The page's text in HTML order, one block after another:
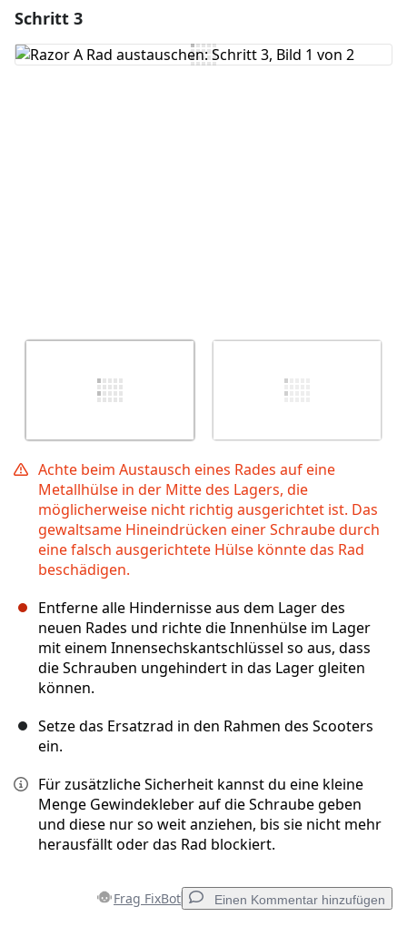
Kommentar hinzufügen
Schritt 3
Achte beim Austausch eines Rades auf eine
Metallhülse in der Mitte des Lagers, die
möglicherweise nicht richtig ausgerichtet ist. Das
gewaltsame Hineindrücken einer Schraube durch
eine falsch ausgerichtete Hülse könnte das Rad
beschädigen.
Entferne alle Hindernisse aus dem Lager des
neuen Rades und richte die Innenhülse im Lager
mit einem Innensechskantschlüssel so aus, dass
die Schrauben ungehindert in das Lager gleiten
können.
Setze das Ersatzrad in den Rahmen des Scooters
ein.
Für zusätzliche Sicherheit kannst du eine kleine
Menge Gewindekleber auf die Schraube geben
und diese nur so weit anziehen, bis sie nicht mehr
herausfällt oder das Rad blockiert.
Frag FixBot Einen Kommentar hinzufügen